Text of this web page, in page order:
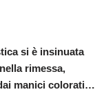
si è insinuata
rimessa,
manici colorati…